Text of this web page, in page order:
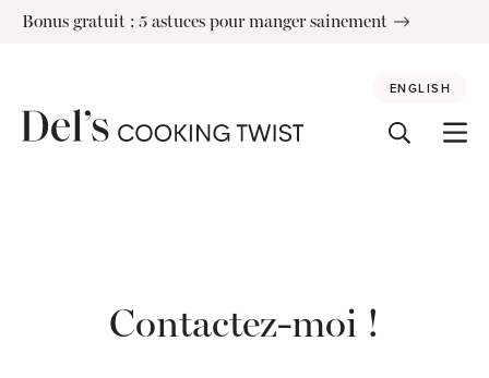
SkipBonus gratuit : 5 astuces pour manger sainement
ENGLISH
Contactez-moi !